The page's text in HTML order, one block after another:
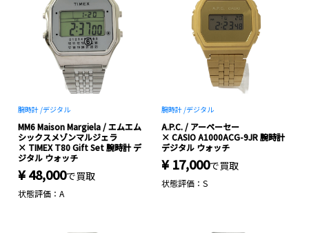
腕時計 /デジタル
MM6 Maison Margiela / エムエム
シックスメゾンマルジェラ
× TIMEX T80 Gift Set 腕時計 デ
ジタル ウォッチ
¥ 48,000で買取
状態評価：A
腕時計 /デジタル
A.P.C. / アーペーセー
× CASIO A1000ACG-9JR 腕時計
デジタル ウォッチ
¥ 17,000で買取
状態評価：S